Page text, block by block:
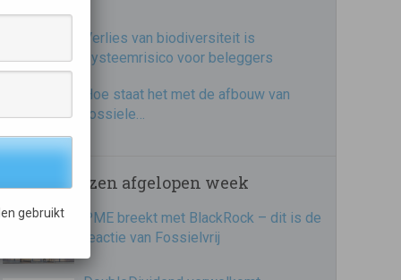
Verlies van biodiversiteit is
systeemrisico voor beleggers
Hoe staat het met de afbouw van
fossiele…
Meest gelezen afgelopen week
PME breekt met BlackRock – dit is de
reactie van Fossielvrij
gebruikt